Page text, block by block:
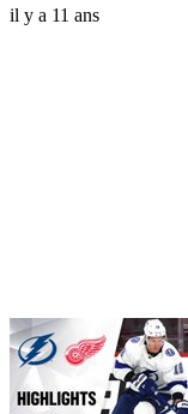
il y a 11 ans